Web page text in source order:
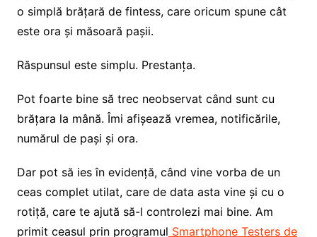
o simplă brățară de fintess, care oricum spune cât
este ora și măsoară pașii.
Răspunsul este simplu. Prestanța.
Pot foarte bine să trec neobservat când sunt cu
brățara la mână. Îmi afișează vremea, notificările,
numărul de pași și ora.
Dar pot să ies în evidență, când vine vorba de un
ceas complet utilat, care de data asta vine și cu o
rotiță, care te ajută să-l controlezi mai bine. Am
primit ceasul prin programul Smartphone Testers de